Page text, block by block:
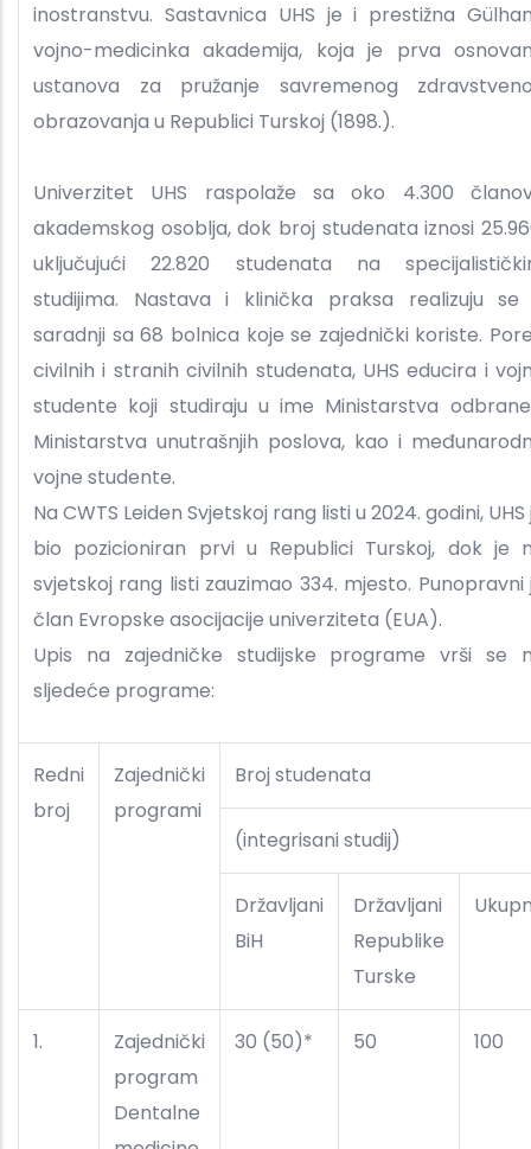
inostranstvu. Sastavnica UHS je i prestižna
vojno-medicinka akademija, koja je prva
ustanova za pružanje savremenog
obrazovanja u Republici Turskoj
Univerzitet UHS raspolaže sa oko 4.300
akademskog osoblja, dok broj studenata iznosi
uključujući 22.820 studenata na
studijima. Nastava i klinička praksa realizuju se
saradnji sa 68 bolnica koje se zajednički koriste.
civilnih i stranih civilnih studenata, UHS educira i
studente koji studiraju u ime Ministarstva
Ministarstva unutrašnjih poslova, kao i
vojne studente.
Na CWTS Leiden Svjetskoj rang listi u 2024. godini, UHS
bio pozicioniran prvi u Republici Turskoj, dok je
svjetskoj rang listi zauzimao 334. mjesto. Punopravni
član Evropske asocijacije univerziteta (EUA).
Upis na zajedničke studijske programe vrši se
sljedeće programe:
Redni
broj
Zajednički
programi
Broj studenata
(integrisani studij)
Državljani
BiH
Državljani
Republike
Turske
1.
Zajednički
program
Dentalne
30 (50)* 50 100